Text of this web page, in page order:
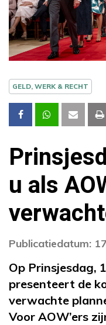
GELD, WERK & RECHT
u als
Publicatiedatum:
Op Prinsjesdag,
presenteert de
verwachte
Voor AOW’ers